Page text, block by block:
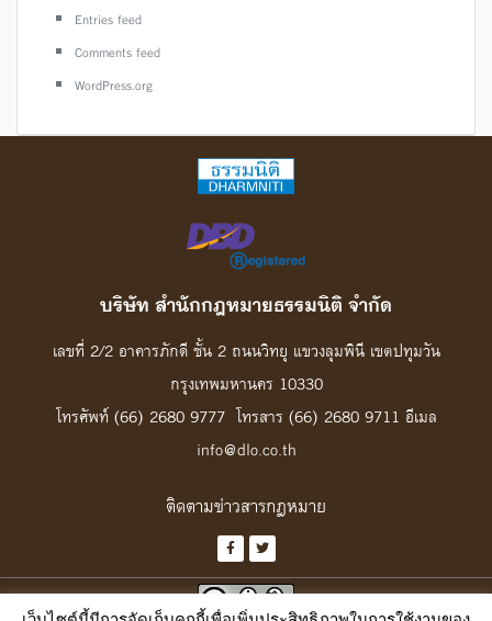
Entries feed
Comments feed
WordPress.org
บริษัท สํานักกฎหมายธรรมนิติ จํากัด
เลขที่ 2/2 อาคารภักดี ชั้น 2 ถนนวิทยุ แขวงลุมพินี เขตปทุมวัน
กรุงเทพมหานคร 10330
โทรศัพท์ (66) 2680 9777 โทรสาร (66) 2680 9711 อีเมล
info@dlo.co.th
ติดตามข่าวสารกฎหมาย